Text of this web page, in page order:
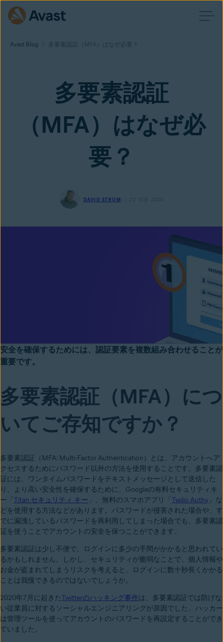
Avast Blog 多要素認証（MFA）はなぜ必要？
多要素認証
（MFA）はなぜ必
要？
DAVID STROM 22 10月 2020
安全を確保するためには、認証要素を複数組み合わせることが
重要です。
多要素認証（MFA）につ
いてご存知ですか？
多要素認証（MFA: Multi-Factor Authentication）とは、アカウントへア
クセスするためにパスワード以外の方法を使用することです。多要素認
証には、ワンタイムパスワードをテキストメッセージとして送信した
り、より高い安全性を確保するために、Googleの有料セキュリティキ
ー「 Titan セキュリティ キー 」、無料のスマホアプリ「 Twilio Authy 」な
どを使用する方法などがあります。パスワードが侵害された場合や、す
でに漏洩しているパスワードを再利用してしまった場合でも、多要素認
証を使うことでアカウントの安全を保つことができます。
多要素認証は少し不便で、ログインに多少の手間がかかると思われてい
るかもしれません。しかし、セキュリティが脆弱なことで、個人情報や
お金が盗まれてしまうリスクを考えると、ログインに数十秒長くかかる
ことは我慢できるのではないでしょうか。
2020年7月に起きたTwitterのハッキング事件は、多要素認証では防げな
い従業員に対するソーシャルエンジニアリングが原因でした。ハッカー
は管理ツールを使ってアカウントのパスワードを再設定することができ
ていました。